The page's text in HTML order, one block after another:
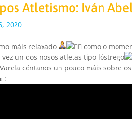
Atletismo: Iván
2020
máis relaxado como o
un dos nosos atletas tipo lóstrego
cóntanos un pouco máis sobre
: